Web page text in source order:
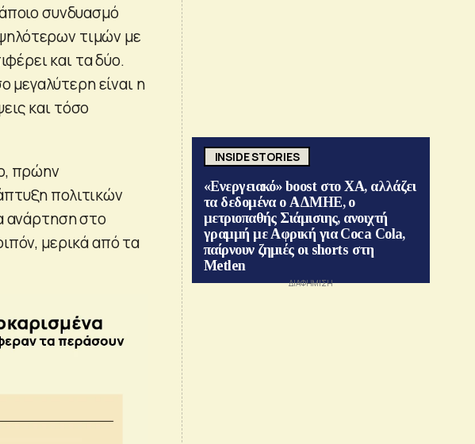
συνδυασμό
τιμών με
και τα δύο.
μεγαλύτερη είναι η
και τόσο
πρώην
πολιτικών
ανάρτηση στο
μερικά από τα
INSIDE STORIES
«Ενεργειακό» boost στο ΧΑ, αλλάζει
τα δεδομένα ο ΑΔΜΗΕ, ο
μετριοπαθής Σιάμισιης, ανοιχτή
γραμμή με Αφρική για Coca Cola,
παίρνουν ζημιές οι shorts στη
Metlen